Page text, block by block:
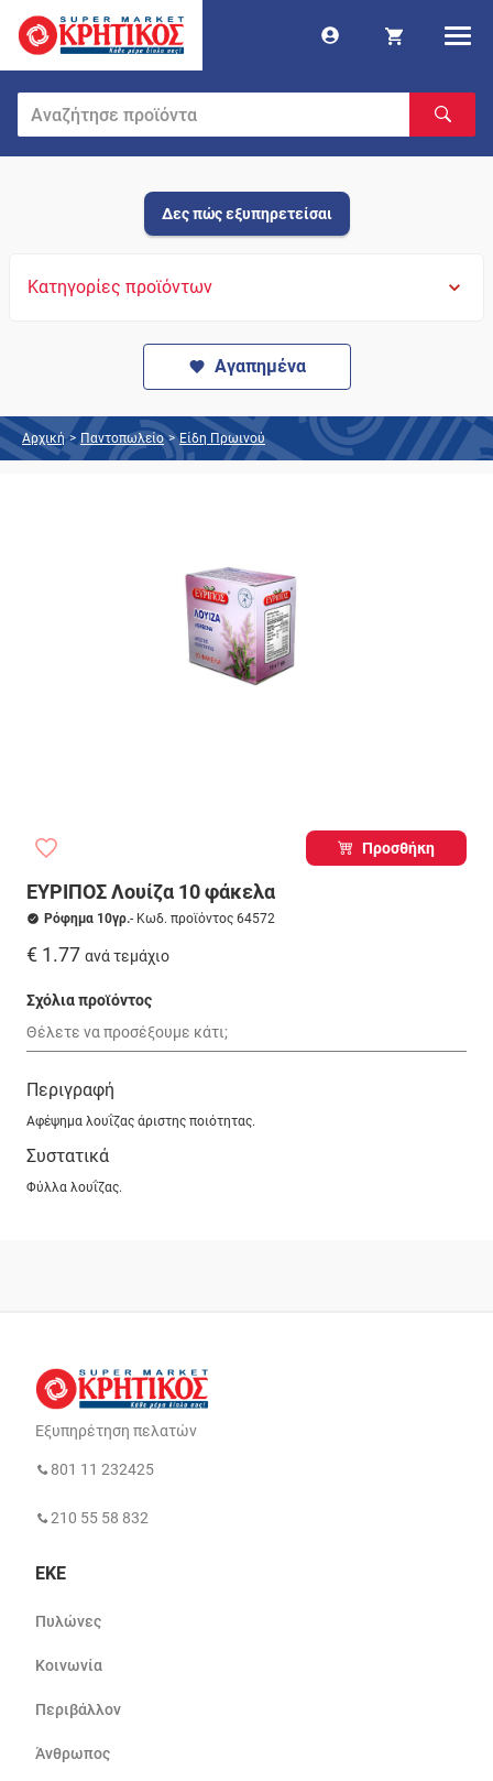
Δες πώς εξυπηρετείσαι
Κατηγορίες προϊόντων
Αγαπημένα
Αρχική > Παντοπωλείο > Είδη Πρωινού
Προσθήκη
ΕΥΡΙΠΟΣ Λουίζα 10 φάκελα
Ρόφημα 10γρ.- Κωδ. προϊόντος 64572
€ 1.77 ανά τεμάχιο
Σχόλια προϊόντος
Περιγραφή
Αφέψημα λουΐζας άριστης ποιότητας.
Συστατικά
Φύλλα λουΐζας.
Εξυπηρέτηση πελατών
801 11 232425
210 55 58 832
ΕΚΕ
Πυλώνες
Κοινωνία
Περιβάλλον
Άνθρωπος